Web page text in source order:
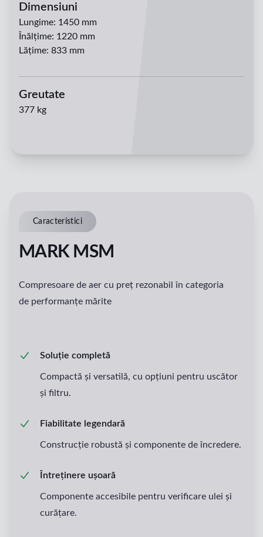
Dimensiuni
Lungime: 1450 mm
Înălțime: 1220 mm
Lățime: 833 mm
Greutate
377 kg
Caracteristici
MARK MSM
Compresoare de aer cu preț rezonabil în categoria
de performanțe mărite
Soluție completă
Compactă și versatilă, cu opțiuni pentru uscător
și filtru.
Fiabilitate legendară
Construcție robustă și componente de încredere.
Întreținere ușoară
Componente accesibile pentru verificare ulei și
curățare.